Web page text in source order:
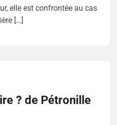
elle est confrontée au cas
[…]
? de Pétronille